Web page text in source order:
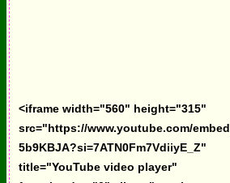
<iframe width="560" height="315"
src="https://www.youtube.com/
5b9KBJA?si=7ATN0Fm7VdiiyE_Z"
title="YouTube video player"